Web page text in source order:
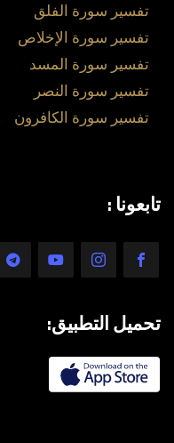
تفسير سورة الفلق
تفسير سورة الإخلاص
تفسير سورة المسد
تفسير سورة النصر
تفسير سورة الكافرون
تابعونا :
تحميل التطبيق: